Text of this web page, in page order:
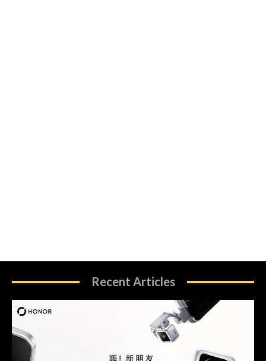
Recent Articles